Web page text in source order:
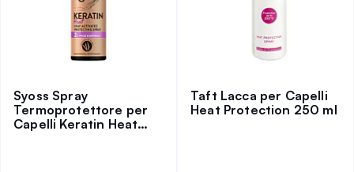
Syoss Spray
Termoprotettore per
Capelli Keratin Heat
Taft Lacca per Capelli
Heat Protection 250 ml